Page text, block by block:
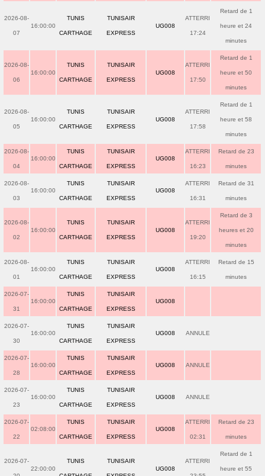
2026-08-
07
16:00:00
TUNIS
CARTHAGE
TUNISAIR
EXPRESS
UG008
ATTERRI
17:24
Retard de 1
heure et 24
minutes
2026-08-
06
16:00:00
TUNIS
CARTHAGE
TUNISAIR
EXPRESS
UG008
ATTERRI
17:50
Retard de 1
heure et 50
minutes
2026-08-
05
16:00:00
TUNIS
CARTHAGE
TUNISAIR
EXPRESS
UG008
ATTERRI
17:58
Retard de 1
heure et 58
minutes
2026-08-
04
16:00:00
TUNIS
CARTHAGE
TUNISAIR
EXPRESS
UG008
ATTERRI
16:23
Retard de 23
minutes
2026-08-
03
16:00:00
TUNIS
CARTHAGE
TUNISAIR
EXPRESS
UG008
ATTERRI
16:31
Retard de 31
minutes
2026-08-
02
16:00:00
TUNIS
CARTHAGE
TUNISAIR
EXPRESS
UG008
ATTERRI
19:20
Retard de 3
heures et 20
minutes
2026-08-
01
16:00:00
TUNIS
CARTHAGE
TUNISAIR
EXPRESS
UG008
ATTERRI
16:15
Retard de 15
minutes
2026-07-
31
16:00:00
TUNIS
CARTHAGE
TUNISAIR
EXPRESS
UG008
2026-07-
30
16:00:00
TUNIS
CARTHAGE
TUNISAIR
EXPRESS
UG008 ANNULE
2026-07-
28
16:00:00
TUNIS
CARTHAGE
TUNISAIR
EXPRESS
UG008 ANNULE
2026-07-
23
16:00:00
TUNIS
CARTHAGE
TUNISAIR
EXPRESS
UG008 ANNULE
2026-07-
22
02:08:00
TUNIS
CARTHAGE
TUNISAIR
EXPRESS
UG008
ATTERRI
02:31
Retard de 23
minutes
2026-07-
22:00:00
TUNIS TUNISAIR
UG008
ATTERRI
Retard de 1
heure et 55